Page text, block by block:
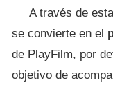
A través de
se convierte en el
de PlayFilm, por
objetivo de